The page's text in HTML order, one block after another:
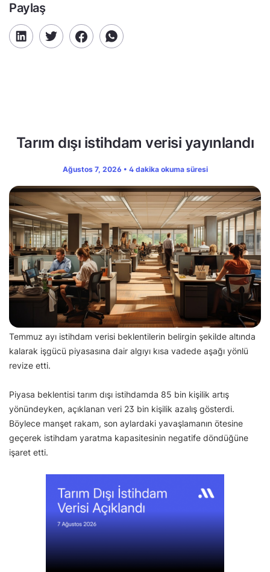
Paylaş
Tarım dışı istihdam verisi yayınlandı
Ağustos 7, 2026 • 4 dakika okuma süresi
Temmuz ayı istihdam verisi beklentilerin belirgin şekilde altında
kalarak işgücü piyasasına dair algıyı kısa vadede aşağı yönlü
revize etti.
Piyasa beklentisi tarım dışı istihdamda 85 bin kişilik artış
yönündeyken, açıklanan veri 23 bin kişilik azalış gösterdi.
Böylece manşet rakam, son aylardaki yavaşlamanın ötesine
geçerek istihdam yaratma kapasitesinin negatife döndüğüne
işaret etti.